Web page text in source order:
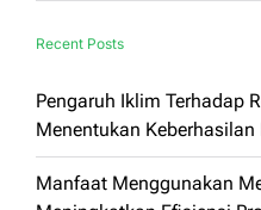
Recent Posts
Pengaruh Iklim Terhadap
Menentukan
Manfaat Menggunakan